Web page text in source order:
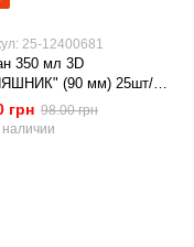
25-12400681
350 мл 3D
(90 мм) 25шт/
PackPro
грн 98.00 грн
наличии